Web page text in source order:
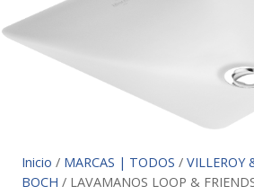
Inicio / MARCAS | TODOS / VILLEROY
BOCH / LAVAMANOS LOOP &